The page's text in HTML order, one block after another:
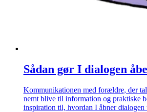
Sådan gør I dialogen
Kommunikationen med forældre, der
nemt blive til information og praktiske
inspiration til, hvordan I åbner